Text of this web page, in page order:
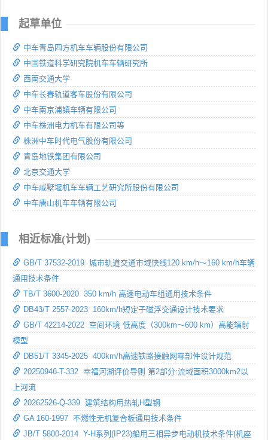
起草单位
中车青岛四方机车车辆股份有限公司
中国铁道科学研究院机车车辆研究所
西南交通大学
中车长春轨道客车股份有限公司
中车南京浦镇车辆有限公司
中车株洲电力机车有限公司等
株洲中车时代电气股份有限公司
青岛地铁集团有限公司
北京交通大学
中车戚墅堰机车车辆工艺研究所股份有限公司
中车唐山机车车辆有限公司
相近标准(计划)
GB/T 37532-2019 城市轨道交通市域快线120 km/h～160 km/h车辆
通用技术条件
TB/T 3600-2020 350 km/h 高速电动车组通用技术条件
DB43/T 2557-2023 160km/h短定子磁浮交通设计技术要求
GB/T 42214-2022 空间环境 低高度（300km～600 km）高能辐射
模型
DB51/T 3345-2025 400km/h高速铁路接触网零部件设计规范
20250946-T-332 幸福河湖评价导则 第2部分:流域面积3000km2以
上河流
20262526-Q-339 建筑结构用热轧H型钢
GA 160-1997 不燃性无机复合板通用技术条件
JB/T 5800-2014 Y-H系列(IP23)船用三相异步电动机技术条件(机座